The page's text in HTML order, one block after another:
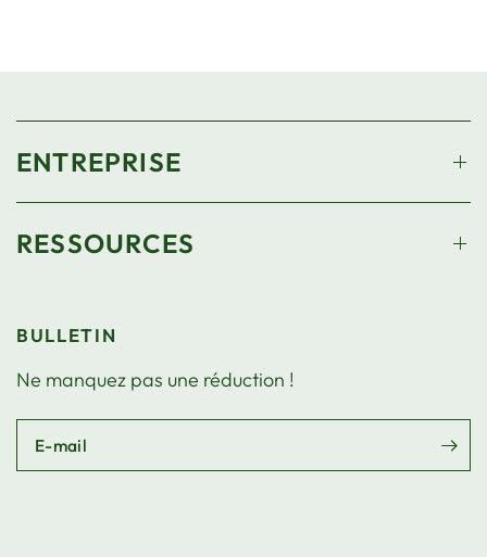
ENTREPRISE
RESSOURCES
BULLETIN
Ne manquez pas une réduction !
E-mail